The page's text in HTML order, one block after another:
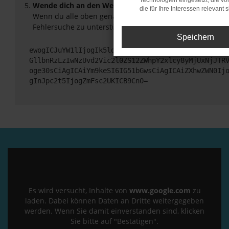
Wende dich an den Webseitenbetreiber.
Wenn du alle oben genannten Schritte versucht hast,
Fehlersuche zu unterstützen:
gInJpc2t5IjogZmFsc2UKICB9Cn0=
Es wird versucht, Inhalte von www.google.com zu
laden. Dabei können Daten an Dritte weitergegeben
werden. Wenn Sie damit einverstanden sind, klicken
Sie bitte auf "Bestätigen".
die für Ihre Interessen relevant
Speichern